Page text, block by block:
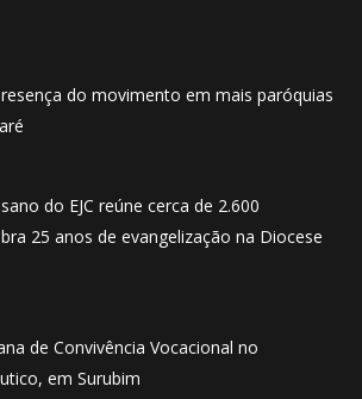
do movimento em mais paróquias
do EJC reúne cerca de 2.600
25 anos de evangelização na Diocese
de Convivência Vocacional no
em Surubim